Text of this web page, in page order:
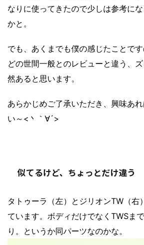
なりに使ってきたので少しは参考に
かと。
でも、あくまでも僕の感じたことです
どの世間一般とのレビューと違う、
然あると思います。
あらかじめご了承いただき、興味あ
い～<丶｀∀´>
似てるけど、ちょっとだけ違う
タトゥーラ（左）とジリオンTW（右
ています。ボディだけでなくTWSま
り。というか同パーツなのかな。